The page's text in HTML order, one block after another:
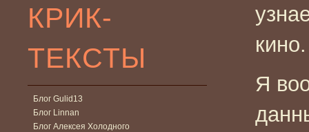
КРИК-
ТЕКСТЫ
Блог Gulid13
Блог Linnan
Блог Алексея Холодного
кино.
Я